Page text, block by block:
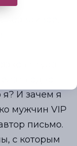
я? И зачем я
мужчин VIP
письмо.
с которым